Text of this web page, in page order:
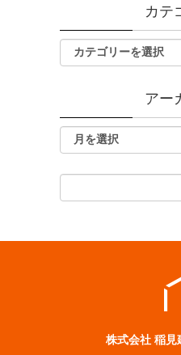
カテ
アー
株式会社 稲見